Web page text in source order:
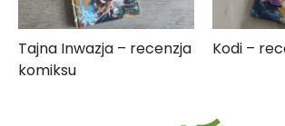
Tajna Inwazja – recenzja
komiksu
Kodi –